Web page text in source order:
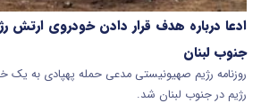
ادعا درباره هدف قرار دادن خودروی ارتش
جنوب لبنان
روزنامه رژیم صهیونیستی مدعی حمله پهپادی به یک
رژیم در جنوب لبنان شد.